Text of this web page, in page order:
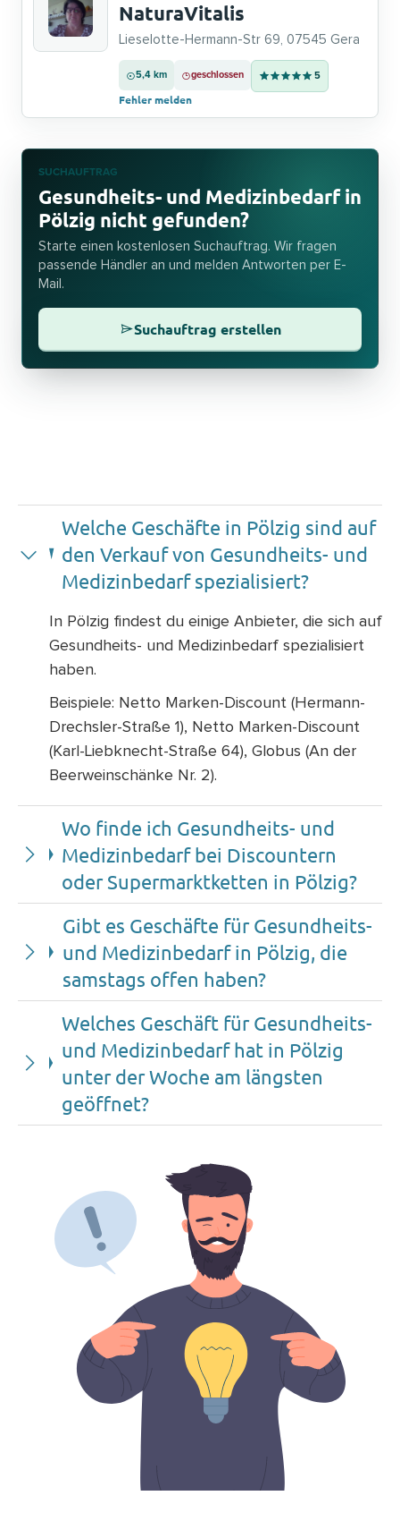
NaturaVitalis
Lieselotte-Hermann-Str 69, 07545 Gera
5,4 km geschlossen 5
Fehler melden
SUCHAUFTRAG
Gesundheits- und Medizinbedarf in
Pölzig nicht gefunden?
Starte einen kostenlosen Suchauftrag. Wir fragen
passende Händler an und melden Antworten per E-
Mail.
Suchauftrag erstellen
Welche Geschäfte in Pölzig sind auf
den Verkauf von Gesundheits- und
Medizinbedarf spezialisiert?
In Pölzig findest du einige Anbieter, die sich auf
Gesundheits- und Medizinbedarf spezialisiert
haben.
Beispiele: Netto Marken-Discount (Hermann-
Drechsler-Straße 1), Netto Marken-Discount
(Karl-Liebknecht-Straße 64), Globus (An der
Beerweinschänke Nr. 2).
Wo finde ich Gesundheits- und
Medizinbedarf bei Discountern
oder Supermarktketten in Pölzig?
Gibt es Geschäfte für Gesundheits-
und Medizinbedarf in Pölzig, die
samstags offen haben?
Welches Geschäft für Gesundheits-
und Medizinbedarf hat in Pölzig
unter der Woche am längsten
geöffnet?